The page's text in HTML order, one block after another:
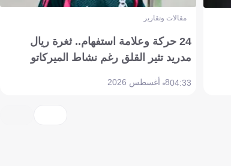
مقالات وتقارير
24 حركة وعلامة استفهام.. ثغرة ريال
مدريد تثير القلق رغم نشاط الميركاتو
04:338 أغسطس 2026